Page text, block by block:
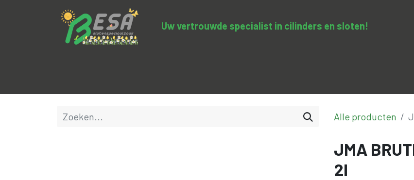
Uw vertrouwde specialist in cilinders en sloten​!
Alle producten
JMA
2I